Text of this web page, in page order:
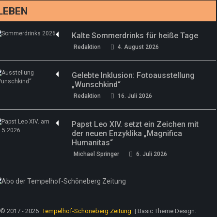
Kalte Sommerdrinks für heiße Tage
Redaktion 4. August 2026
Gelebte Inklusion: Fotoausstellung
„Wunschkind“
Redaktion 16. Juli 2026
Papst Leo XIV. setzt ein Zeichen mit
der neuen Enzyklika „Magnifica
Humanitas“
Michael Springer 6. Juli 2026
© 2017 - 2026 Tempelhof-Schöneberg Zeitung | Basic Theme Design: